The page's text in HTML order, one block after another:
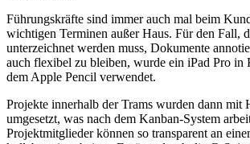
Führungskräfte sind immer auch mal beim
wichtigen Terminen außer Haus. Für den Fall,
unterzeichnet werden muss, Dokumente
auch flexibel zu bleiben, wurde ein iPad Pro in
dem Apple Pencil verwendet.
Projekte innerhalb der Trams wurden dann mit
umgesetzt, was nach dem Kanban-System
Projektmitglieder können so transparent an